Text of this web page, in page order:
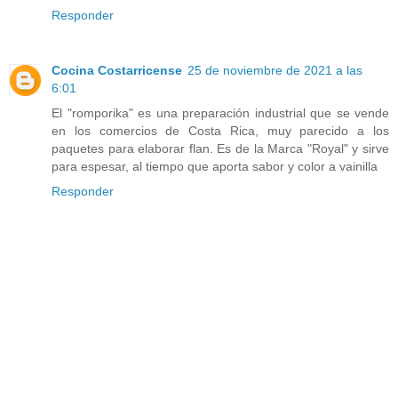
Responder
Cocina Costarricense 25 de noviembre de 2021 a las
6:01
El "romporika" es una preparación industrial que se vende
en los comercios de Costa Rica, muy parecido a los
paquetes para elaborar flan. Es de la Marca "Royal" y sirve
para espesar, al tiempo que aporta sabor y color a vainilla
Responder